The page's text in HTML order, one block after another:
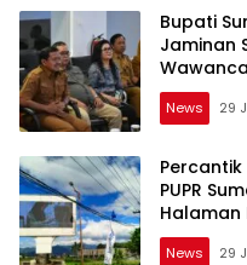
Bupati
Jaminan
News 29
Percantik
PUPR
Halaman
News 29